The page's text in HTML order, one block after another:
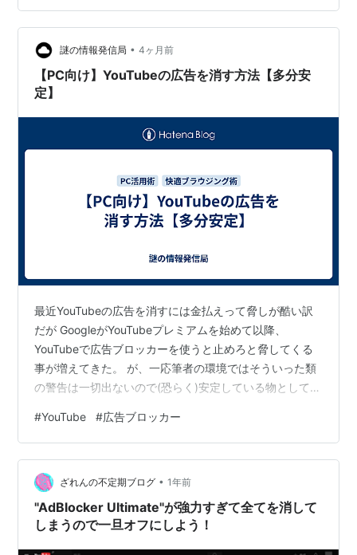
ある身近なリスクになっています。 ▼目次(クリックで移
動) ■ SNS型投資詐欺の典型的な流れ ■ 実際にあった被
害例 ■ なぜここまで被害が増えている…
謎の情報発信局 • 4ヶ月前
【PC向け】YouTubeの広告を消す方法【多分安
定】
最近YouTubeの広告を消すには金払えって脅しが酷い訳
だが GoogleがYouTubeプレミアムを始めて以降、
YouTubeで広告ブロッカーを使うと止めろと脅してくる
事が増えてきた。 が、一応筆者の環境ではそういった類
の警告は一切出ないので(恐らく)安定している物として紹
前回の記事参照)ので注意。 最近YouTubeの広告を消すに
は金払えって脅しが酷い訳だが とりあえず必要な環境 必
要な拡張機能 使い方
#YouTube #広告ブロッカー
ざれんの不定期ブログ • 1年前
"AdBlocker Ultimate"が強力すぎて全てを消して
しまうので一旦オフにしよう！